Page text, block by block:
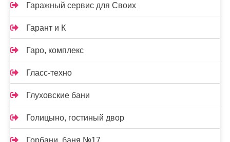
Гаражный сервис для Своих
Гарант и К
Гаро, комплекс
Гласс-техно
Глуховские бани
Голицыно, гостиный двор
Горбани, баня №17